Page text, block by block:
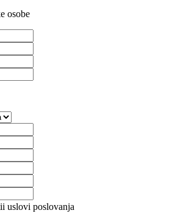
osobe
uslovi poslovanja